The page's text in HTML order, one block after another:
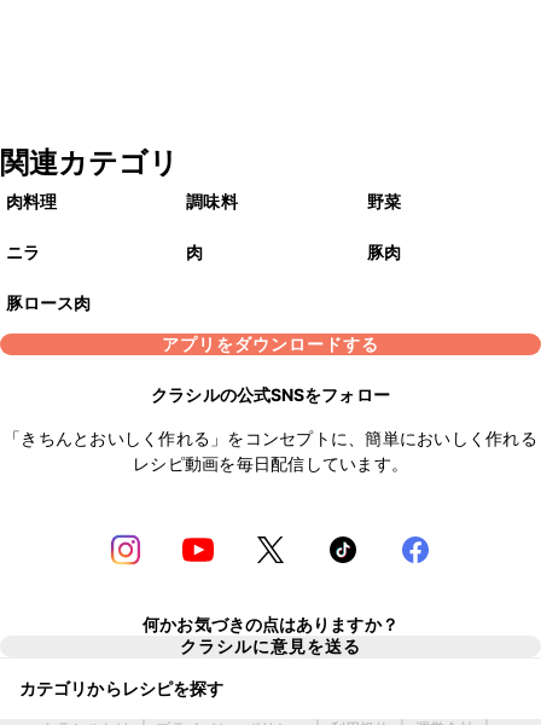
関連カテゴリ
肉料理 調味料 野菜
ニラ 肉 豚肉
豚ロース肉
アプリをダウンロードする
クラシルの公式SNSをフォロー
「きちんとおいしく作れる」をコンセプトに、簡単においしく作れる
レシピ動画を毎日配信しています。
何かお気づきの点はありますか？
クラシルに意見を送る
カテゴリからレシピを探す